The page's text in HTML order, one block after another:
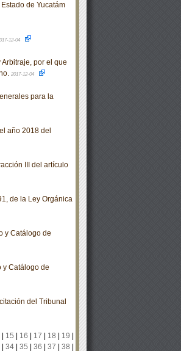
de Yucatám
12-04
por el que
2017-12-04
para la
año 2018 del
III del artículo
de la Ley Orgánica
y Catálogo de
y Catálogo de
del Tribunal
| 15 16 17 18 19
34| 35 36 37 38